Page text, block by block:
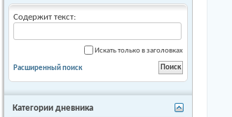
Содержит текст:
Искать только в заголовках
Расширенный поиск
Категории дневника